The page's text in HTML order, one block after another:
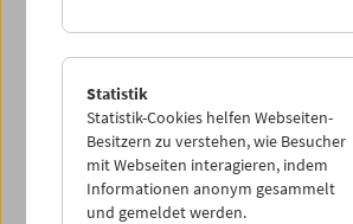
PROGRAMM ÜBERBLICK
Statistik
Statistik-Cookies helfen Webseiten-
Besitzern zu verstehen, wie Besucher
mit Webseiten interagieren, indem
Informationen anonym gesammelt
und gemeldet werden.